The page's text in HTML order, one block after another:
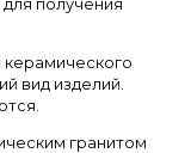
получения
керамического
вид изделий.
гранитом